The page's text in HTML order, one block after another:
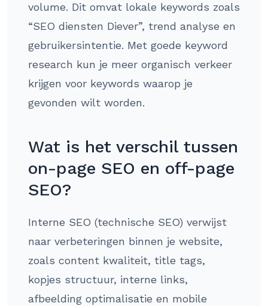
volume. Dit omvat lokale keywords zoals
“SEO diensten Diever”, trend analyse en
gebruikersintentie. Met goede keyword
research kun je meer organisch verkeer
krijgen voor keywords waarop je
gevonden wilt worden.
Wat is het verschil tussen
on-page SEO en off-page
SEO?
Interne SEO (technische SEO) verwijst
naar verbeteringen binnen je website,
zoals content kwaliteit, title tags,
kopjes structuur, interne links,
afbeelding optimalisatie en mobile